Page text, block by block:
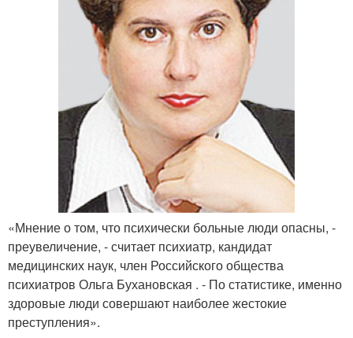
«Мнение о том, что психически больные люди опасны, -
преувеличение, - считает психиатр, кандидат
медицинских наук, член Российского общества
психиатров Ольга Бухановская . - По статистике, именно
здоровые люди совершают наиболее жестокие
преступления».